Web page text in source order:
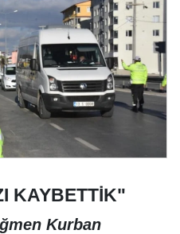
KAYBETTİK"
Kurban